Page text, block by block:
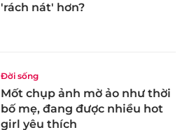
'rách nát' hơn?
Đời sống
Mốt chụp ảnh mờ ảo như thời
bố mẹ, đang được nhiều hot
girl yêu thích